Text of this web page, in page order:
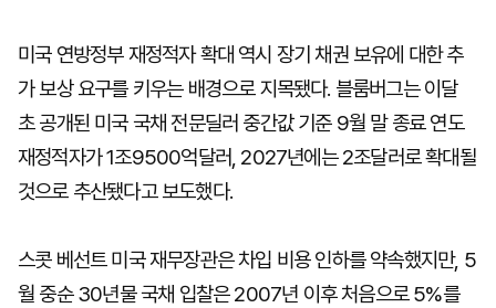
미국 연방정부 재정적자 확대 역시 장기 채권 보유에 대한 추
가 보상 요구를 키우는 배경으로 지목됐다. 블룸버그는 이달
초 공개된 미국 국채 전문딜러 중간값 기준 9월 말 종료 연도
재정적자가 1조9500억달러, 2027년에는 2조달러로 확대될
것으로 추산됐다고 보도했다.
스콧 베선트 미국 재무장관은 차입 비용 인하를 약속했지만, 5
월 중순 30년물 국채 입찰은 2007년 이후 처음으로 5%를